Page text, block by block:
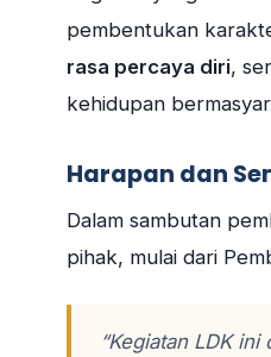
pembentukan
rasa percaya diri,
kehidupan
Harapan dan
Dalam sambutan
pihak, mulai dari
“Kegiatan LDK